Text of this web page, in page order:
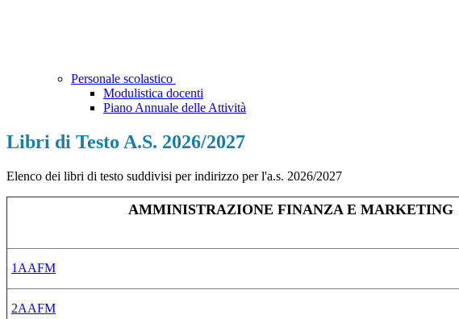
Personale scolastico
Modulistica docenti
Piano Annuale delle Attività
Libri di Testo A.S. 2026/2027
Elenco dei libri di testo suddivisi per indirizzo per l'a.s. 2026/2027
AMMINISTRAZIONE FINANZA E MARKETING
1AAFM
2AAFM